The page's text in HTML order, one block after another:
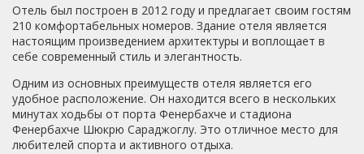
Отель был построен в 2012 году и предлагает своим гостям
210 комфортабельных номеров. Здание отеля является
настоящим произведением архитектуры и воплощает в
себе современный стиль и элегантность.
Одним из основных преимуществ отеля является его
удобное расположение. Он находится всего в нескольких
минутах ходьбы от порта Фенербахче и стадиона
Фенербахче Шюкрю Сараджоглу. Это отличное место для
любителей спорта и активного отдыха.